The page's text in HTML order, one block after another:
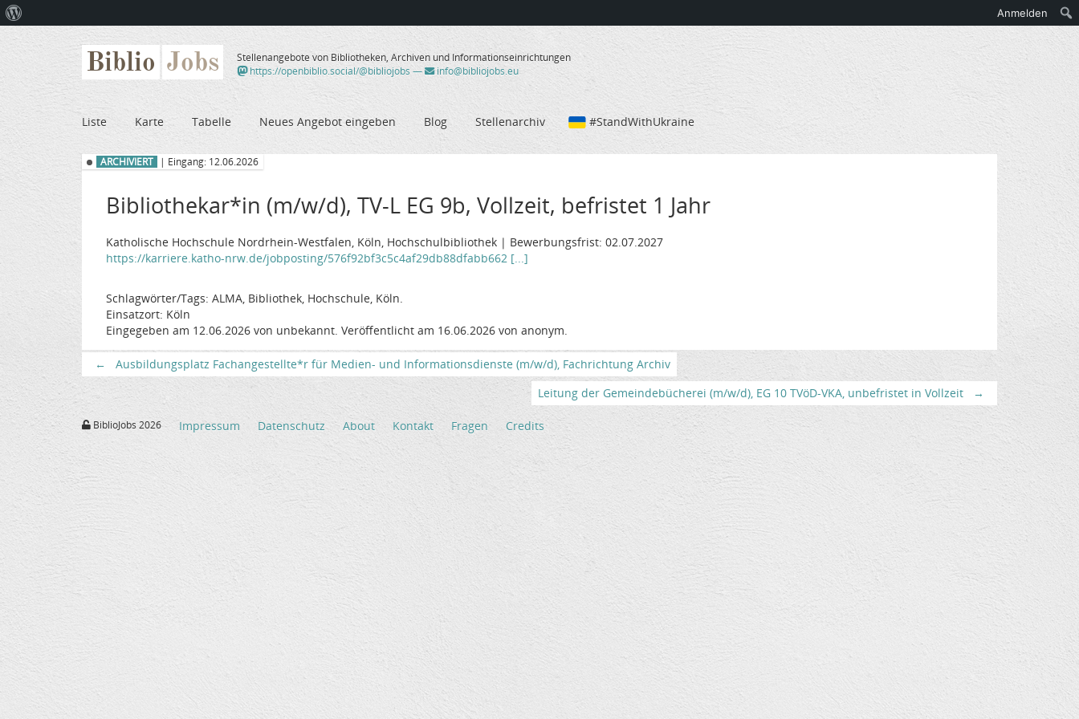
Biblio Jobs
Stellenangebote von Bibliotheken, Archiven und Informationseinrichtungen
https://openbiblio.social/@bibliojobs — info@bibliojobs.eu
Liste Karte Tabelle Neues Angebot eingeben Blog Stellenarchiv #StandWithUkraine
ARCHIVIERT | Eingang: 12.06.2026
Bibliothekar*in (m/w/d), TV-L EG 9b, Vollzeit, befristet 1 Jahr
Katholische Hochschule Nordrhein-Westfalen, Köln, Hochschulbibliothek | Bewerbungsfrist: 02.07.2027
https://karriere.katho-nrw.de/jobposting/576f92bf3c5c4af29db88dfabb662 [...]
Schlagwörter/Tags: ALMA, Bibliothek, Hochschule, Köln.
Einsatzort: Köln
Eingegeben am 12.06.2026 von unbekannt. Veröffentlicht am 16.06.2026 von anonym.
←
Ausbildungsplatz Fachangestellte*r für Medien- und Informationsdienste (m/w/d), Fachrichtung Archiv
Leitung der Gemeindebücherei (m/w/d), EG 10 TVöD-VKA, unbefristet in Vollzeit
→
BiblioJobs 2026 Impressum Datenschutz About Kontakt Fragen Credits
WordPress
Anmelden